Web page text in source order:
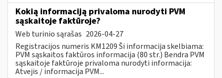
Kokią informaciją privaloma nurodyti PVM
sąskaitoje faktūroje?
Web turinio sąrašas 2026-04-27
Registracijos numeris KM1209 Ši informacija skelbiama:
PVM sąskaitos faktūros informacija (80 str.) Bendra PVM
sąskaitoje faktūroje privaloma nurodyti informacija:
Atvejis / informacija PVM...